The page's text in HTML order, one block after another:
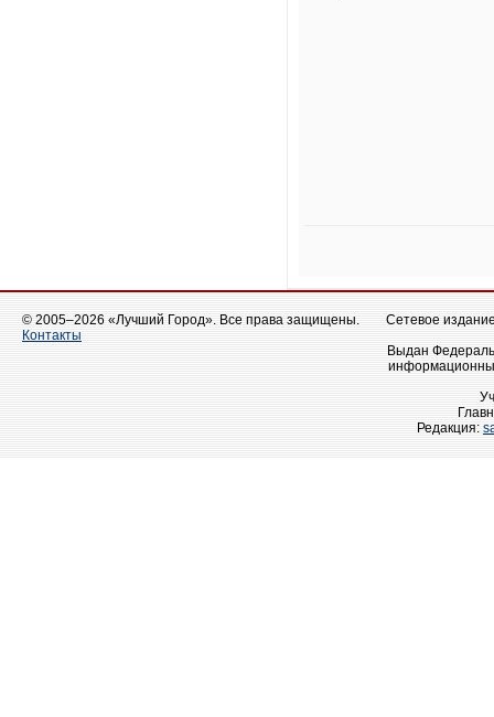
© 2005–2026 «Лучший Город». Все права защищены.
Контакты
Сетевое
Выдан
Редакция: